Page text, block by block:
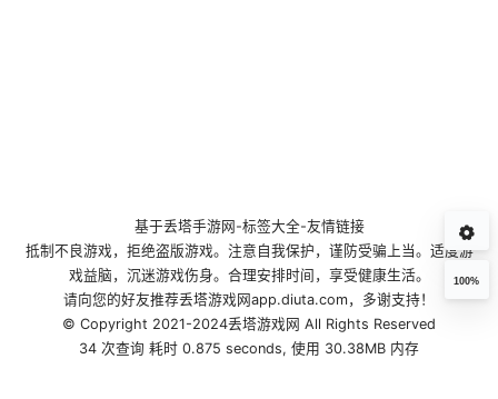
100%
基于丢塔手游网 -标签大全-友情链接
抵制不良游戏，拒绝盗版游戏。注意自我保护，谨防受骗上当。适度游
戏益脑，沉迷游戏伤身。合理安排时间，享受健康生活。
请向您的好友推荐丢塔游戏网app.diuta.com，多谢支持！
© Copyright 2021-2024丢塔游戏网 All Rights Reserved
34 次查询 耗时 0.875 seconds, 使用 30.38MB 内存